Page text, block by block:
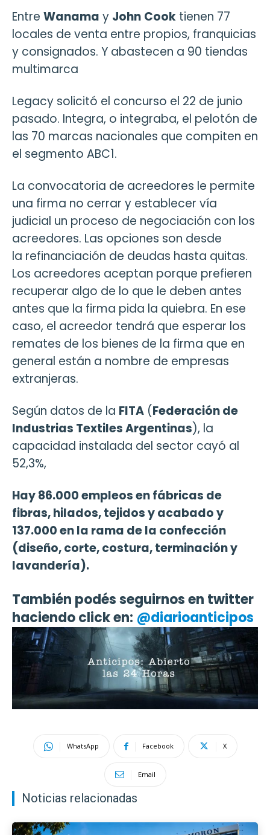
Entre Wanama y John Cook tienen 77
locales de venta entre propios, franquicias
y consignados. Y abastecen a 90 tiendas
multimarca
Legacy solicitó el concurso el 22 de junio
pasado. Integra, o integraba, el pelotón de
las 70 marcas nacionales que compiten en
el segmento ABC1.
La convocatoria de acreedores le permite
una firma no cerrar y establecer vía
judicial un proceso de negociación con los
acreedores. Las opciones son desde
la refinanciación de deudas hasta quitas.
Los acreedores aceptan porque prefieren
recuperar algo de lo que le deben antes
antes que la firma pida la quiebra. En ese
caso, el acreedor tendrá que esperar los
remates de los bienes de la firma que en
general están a nombre de empresas
extranjeras.
Según datos de la FITA (Federación de
Industrias Textiles Argentinas), la
capacidad instalada del sector cayó al
52,3%,
Hay 86.000 empleos en fábricas de
fibras, hilados, tejidos y acabado y
137.000 en la rama de la confección
(diseño, corte, costura, terminación y
lavandería).
También podés seguirnos en twitter
haciendo click en: @diarioanticipos
WhatsApp Facebook X
Email
Noticias relacionadas